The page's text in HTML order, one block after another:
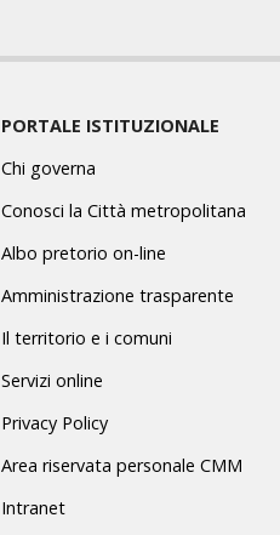
PORTALE ISTITUZIONALE
Chi governa
Conosci la Città metropolitana
Albo pretorio on-line
Amministrazione trasparente
Il territorio e i comuni
Servizi online
Privacy Policy
Area riservata personale CMM
Intranet